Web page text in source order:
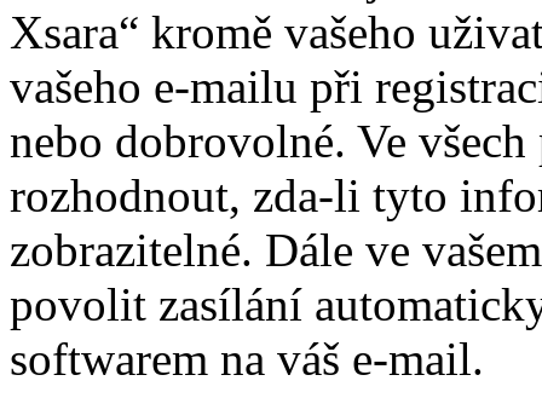
Xsara“ kromě vašeho
vašeho e-mailu při
nebo dobrovolné. Ve
rozhodnout, zda-li tyto
zobrazitelné. Dále ve
povolit zasílání
softwarem na váš e-mail.